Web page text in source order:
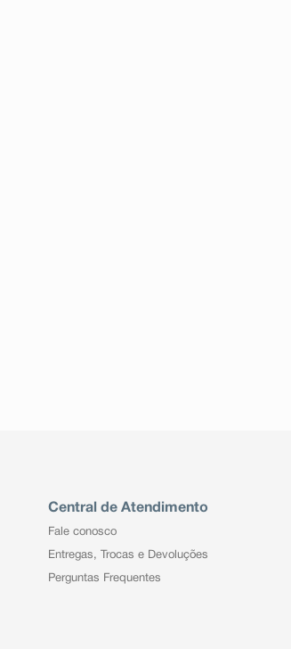
Central de Atendimento
Fale conosco
Entregas, Trocas e Devoluções
Perguntas Frequentes